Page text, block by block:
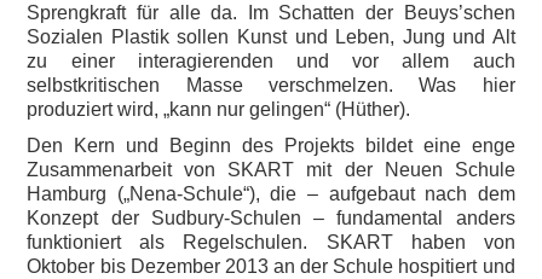
Sprengkraft für alle da. Im Schatten der Beuys’schen
Sozialen Plastik sollen Kunst und Leben, Jung und Alt
zu einer interagierenden und vor allem auch
selbstkritischen Masse verschmelzen. Was hier
produziert wird, „kann nur gelingen“ (Hüther).
Den Kern und Beginn des Projekts bildet eine enge
Zusammenarbeit von SKART mit der Neuen Schule
Hamburg („Nena-Schule“), die – aufgebaut nach dem
Konzept der Sudbury-Schulen – fundamental anders
funktioniert als Regelschulen. SKART haben von
Oktober bis Dezember 2013 an der Schule hospitiert und